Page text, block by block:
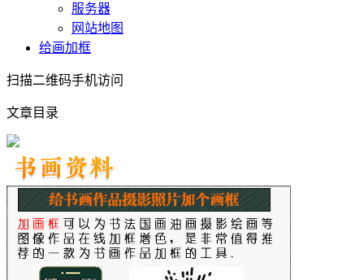
服务器
网站地图
给画加框
扫描二维码手机访问
文章目录